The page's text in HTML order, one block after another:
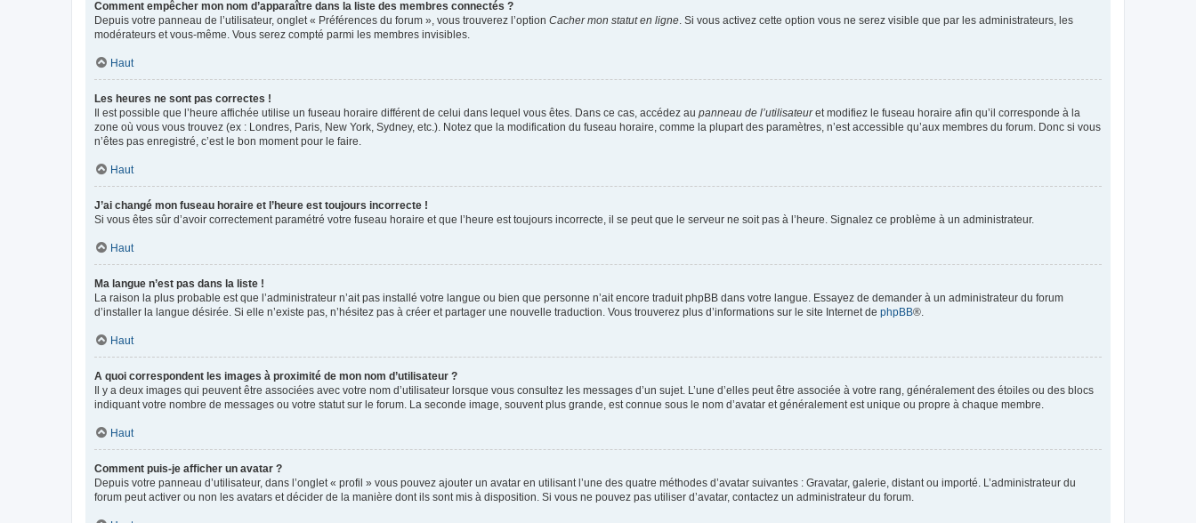
Comment empêcher mon nom d’apparaître dans la liste des membres connectés ?
Depuis votre panneau de l’utilisateur, onglet « Préférences du forum », vous trouverez l’option Cacher mon statut en ligne . Si vous activez cette option vous ne serez visible que par les administrateurs, les
modérateurs et vous-même. Vous serez compté parmi les membres invisibles.
Haut
Les heures ne sont pas correctes !
Il est possible que l’heure affichée utilise un fuseau horaire différent de celui dans lequel vous êtes. Dans ce cas, accédez au panneau de l’utilisateuret modifiez le fuseau horaire afin qu’il corresponde à la
zone où vous vous trouvez (ex : Londres, Paris, New York, Sydney, etc.). Notez que la modification du fuseau horaire, comme la plupart des paramètres, n’est accessible qu’aux membres du forum. Donc si vous
n’êtes pas enregistré, c’est le bon moment pour le faire.
Haut
J’ai changé mon fuseau horaire et l’heure est toujours incorrecte !
Si vous êtes sûr d’avoir correctement paramétré votre fuseau horaire et que l’heure est toujours incorrecte, il se peut que le serveur ne soit pas à l’heure. Signalez ce problème à un administrateur.
Haut
Ma langue n’est pas dans la liste !
La raison la plus probable est que l’administrateur n’ait pas installé votre langue ou bien que personne n’ait encore traduit phpBB dans votre langue. Essayez de demander à un administrateur du forum
d’installer la langue désirée. Si elle n’existe pas, n’hésitez pas à créer et partager une nouvelle traduction. Vous trouverez plus d’informations sur le site Internet de phpBB®.
Haut
A quoi correspondent les images à proximité de mon nom d’utilisateur ?
Il y a deux images qui peuvent être associées avec votre nom d’utilisateur lorsque vous consultez les messages d’un sujet. L’une d’elles peut être associée à votre rang, généralement des étoiles ou des blocs
indiquant votre nombre de messages ou votre statut sur le forum. La seconde image, souvent plus grande, est connue sous le nom d’avatar et généralement est unique ou propre à chaque membre.
Haut
Comment puis-je afficher un avatar ?
Depuis votre panneau d’utilisateur, dans l’onglet « profil » vous pouvez ajouter un avatar en utilisant l’une des quatre méthodes d’avatar suivantes : Gravatar, galerie, distant ou importé. L’administrateur du
forum peut activer ou non les avatars et décider de la manière dont ils sont mis à disposition. Si vous ne pouvez pas utiliser d’avatar, contactez un administrateur du forum.